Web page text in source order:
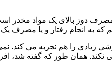
دوز بالای یک مواد مخدر
انجام رفتار و یا مصرف یک
را هم تجربه می کند.
طور که گفته شد، افراد